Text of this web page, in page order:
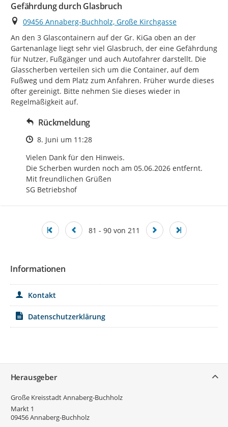
Gefährdung durch Glasbruch
Ort
09456 Annaberg-Buchholz, Große Kirchgasse
An den 3 Glascontainern auf der Gr. KiGa oben an der
Gartenanlage liegt sehr viel Glasbruch, der eine Gefährdung
für Nutzer, Fußgänger und auch Autofahrer darstellt. Die
Glasscherben verteilen sich um die Container, auf dem
Fußweg und dem Platz zum Anfahren. Früher wurde dieses
öfter gereinigt. Bitte nehmen Sie dieses wieder in
Regelmäßigkeit auf.
Rückmeldung
Zeitpunkt des Erstellens
8. Juni um 11:28
Vielen Dank für den Hinweis.
Die Scherben wurden noch am 05.06.2026 entfernt.
Mit freundlichen Grüßen
SG Betriebshof
81 - 90 von 211
Informationen
Kontakt
Datenschutzerklärung
Herausgeber
Große Kreisstadt Annaberg-Buchholz
Markt 1
09456Annaberg-Buchholz